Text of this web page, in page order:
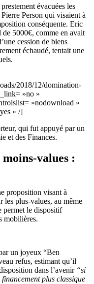
évacuées les
Person qui visaient à
conséquente. Eric
5000€, comme en avait
cession de biens
échaudé, tentait une
2018/12/domination-
»no »
»nodownload »
» /]
qui fut appuyé par un
et des Finances.
values :
proposition visant à
les plus-values, au même
permet le dispositif
mobilières.
un joyeux “Ben
refus, estimant qu’il
dans l’avenir “si
plus classique